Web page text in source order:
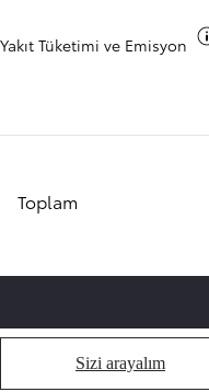
Yakıt Tüketimi ve Emisyon
Toplam
Sizi arayalım